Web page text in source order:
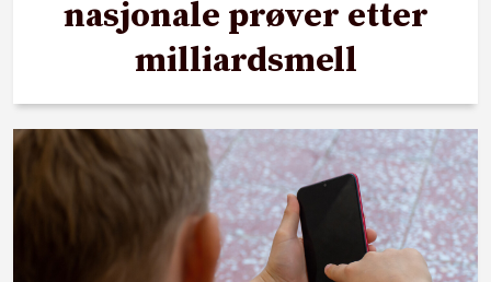
nasjonale prøver etter
milliardsmell